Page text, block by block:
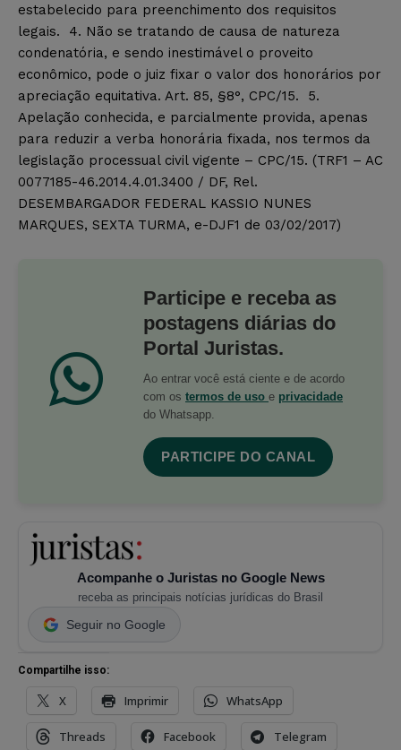
estabelecido para preenchimento dos requisitos
legais. 4. Não se tratando de causa de natureza
condenatória, e sendo inestimável o proveito
econômico, pode o juiz fixar o valor dos honorários por
apreciação equitativa. Art. 85, §8°, CPC/15. 5.
Apelação conhecida, e parcialmente provida, apenas
para reduzir a verba honorária fixada, nos termos da
legislação processual civil vigente – CPC/15. (TRF1 – AC
0077185-46.2014.4.01.3400 / DF, Rel.
DESEMBARGADOR FEDERAL KASSIO NUNES
MARQUES, SEXTA TURMA, e-DJF1 de 03/02/2017)
Participe e receba as
postagens diárias do
Portal Juristas.
Ao entrar você está ciente e de acordo
com os termos de uso e privacidade
do Whatsapp.
PARTICIPE DO CANAL
Acompanhe o Juristas no Google News
receba as principais notícias jurídicas do Brasil
Seguir no Google
Compartilhe isso:
X Imprimir WhatsApp
Threads Facebook Telegram